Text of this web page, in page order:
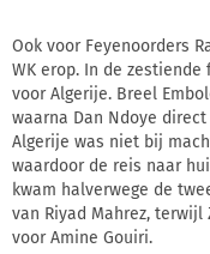
Ook voor Feyenoorders
WK erop. In de
voor Algerije. Breel
waarna Dan Ndoye
Algerije was niet bij
waardoor de reis naar
kwam halverwege de
van Riyad Mahrez,
voor Amine Gouiri.